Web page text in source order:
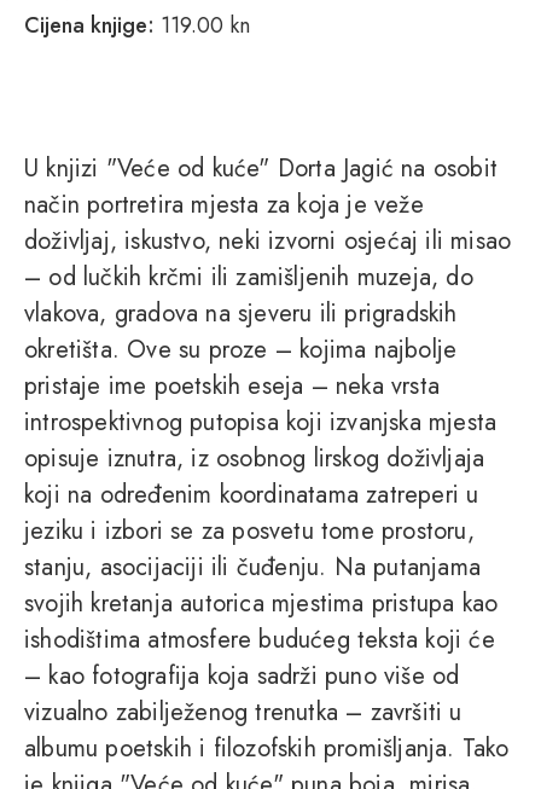
Cijena knjige: 119.00 kn
U knjizi "Veće od kuće" Dorta Jagić na osobit
način portretira mjesta za koja je veže
doživljaj, iskustvo, neki izvorni osjećaj ili misao
– od lučkih krčmi ili zamišljenih muzeja, do
vlakova, gradova na sjeveru ili prigradskih
okretišta. Ove su proze – kojima najbolje
pristaje ime poetskih eseja – neka vrsta
introspektivnog putopisa koji izvanjska mjesta
opisuje iznutra, iz osobnog lirskog doživljaja
koji na određenim koordinatama zatreperi u
jeziku i izbori se za posvetu tome prostoru,
stanju, asocijaciji ili čuđenju. Na putanjama
svojih kretanja autorica mjestima pristupa kao
ishodištima atmosfere budućeg teksta koji će
– kao fotografija koja sadrži puno više od
vizualno zabilježenog trenutka – završiti u
albumu poetskih i filozofskih promišljanja. Tako